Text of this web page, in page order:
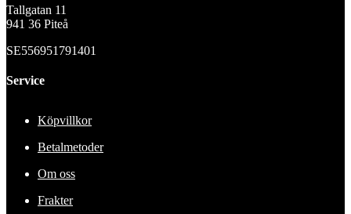
Tallgatan 11
941 36 Piteå
SE556951791401
Service
Köpvillkor
Betalmetoder
Om oss
Frakter